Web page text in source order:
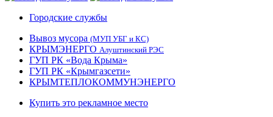
Городские службы
Вывоз мусора (МУП УБГ и КС)
КРЫМЭНЕРГО Алуштинский РЭС
ГУП РК «Вода Крыма»
ГУП РК «Крымгазсети»
КРЫМТЕПЛОКОММУНЭНЕРГО
Купить это рекламное место